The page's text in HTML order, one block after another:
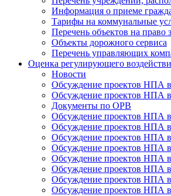
Информация о приеме
Тарифы на коммунальные
Перечень объектов на
Объекты дорожного сервиса
Перечень управляющих
Оценка регулирующего
Новости
Обсуждение проектов НПА в
Обсуждение проектов НПА в
Документы по ОРВ
Обсуждение проектов НПА в
Обсуждение проектов НПА в
Обсуждение проектов НПА в
Обсуждение проектов НПА в
Обсуждение проектов НПА в
Обсуждение проектов НПА в
Обсуждение проектов НПА в
Обсуждение проектов НПА в